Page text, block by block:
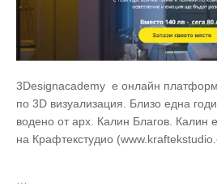
3Designacademy е онлайн
по 3D визуализация. Близо една
водено от арх. Калин Благов. Калин
на Крафтекстудио
…